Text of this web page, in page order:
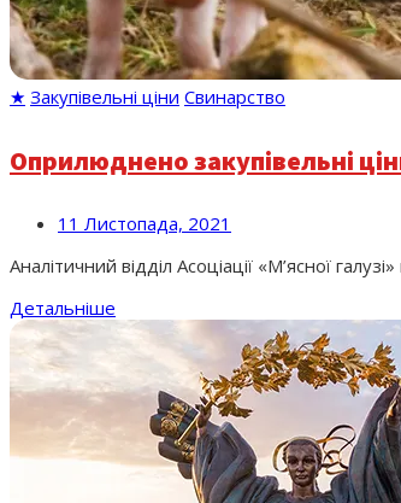
★ Закупівельні ціни Свинарство
Оприлюднено закупівельні
11 Листопада, 2021
Аналітичний відділ Асоціації «М’ясної
Детальніше